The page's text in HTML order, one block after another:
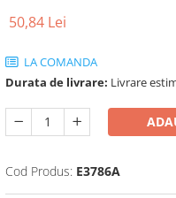
50,84 Lei
LA COMANDA
Durata de livrare: Livrare
Cod Produs: E3786A